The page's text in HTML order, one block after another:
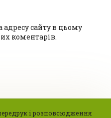
сайту в цьому
коментарів.
і розповсюдження